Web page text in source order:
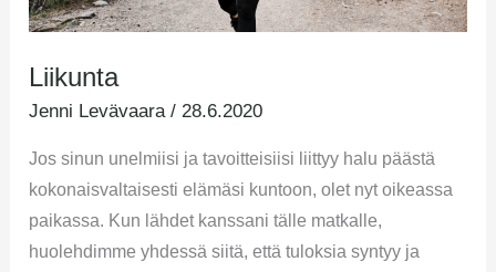
Liikunta
Jenni Levävaara/28.6.2020
Jos sinun unelmiisi ja tavoitteisiisi liittyy halu päästä
kokonaisvaltaisesti elämäsi kuntoon, olet nyt oikeassa
paikassa. Kun lähdet kanssani tälle matkalle,
huolehdimme yhdessä siitä, että tuloksia syntyy ja